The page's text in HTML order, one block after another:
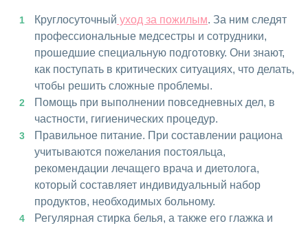
Круглосуточный уход за пожилым. За ним следят
профессиональные медсестры и сотрудники,
прошедшие специальную подготовку. Они знают,
как поступать в критических ситуациях, что делать,
чтобы решить сложные проблемы.
Помощь при выполнении повседневных дел, в
частности, гигиенических процедур.
Правильное питание. При составлении рациона
учитываются пожелания постояльца,
рекомендации лечащего врача и диетолога,
который составляет индивидуальный набор
продуктов, необходимых больному.
Регулярная стирка белья, а также его глажка и